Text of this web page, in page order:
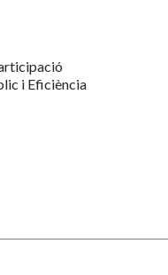
i Eficiència